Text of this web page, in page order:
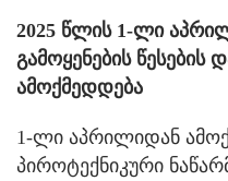
2025 წლის 1-ლი
გამოყენების წესების
ამოქმედდება
1-ლი აპრილიდან
პიროტექნიკური